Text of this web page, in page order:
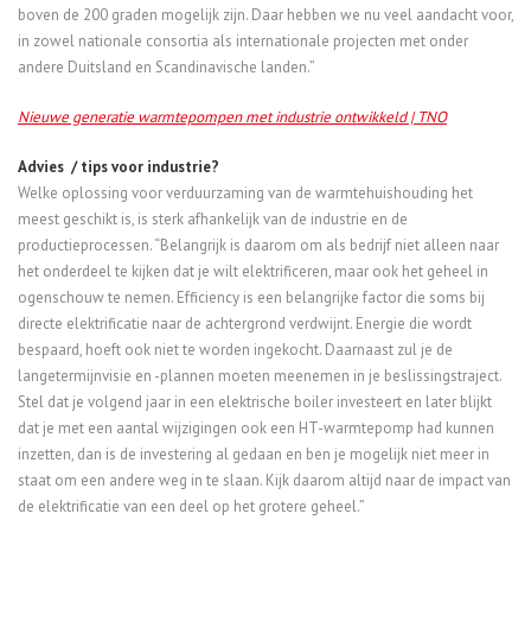
boven de 200 graden mogelijk zijn. Daar hebben we nu veel aandacht voor,
in zowel nationale consortia als internationale projecten met onder
andere Duitsland en Scandinavische landen.”
Nieuwe generatie warmtepompen met industrie ontwikkeld | TNO
Advies / tips voor industrie?
Welke oplossing voor verduurzaming van de warmtehuishouding het
meest geschikt is, is sterk afhankelijk van de industrie en de
productieprocessen. “Belangrijk is daarom om als bedrijf niet alleen naar
het onderdeel te kijken dat je wilt elektrificeren, maar ook het geheel in
ogenschouw te nemen. Efficiency is een belangrijke factor die soms bij
directe elektrificatie naar de achtergrond verdwijnt. Energie die wordt
bespaard, hoeft ook niet te worden ingekocht. Daarnaast zul je de
langetermijnvisie en -plannen moeten meenemen in je beslissingstraject.
Stel dat je volgend jaar in een elektrische boiler investeert en later blijkt
dat je met een aantal wijzigingen ook een HT-warmtepomp had kunnen
inzetten, dan is de investering al gedaan en ben je mogelijk niet meer in
staat om een andere weg in te slaan. Kijk daarom altijd naar de impact van
de elektrificatie van een deel op het grotere geheel.”